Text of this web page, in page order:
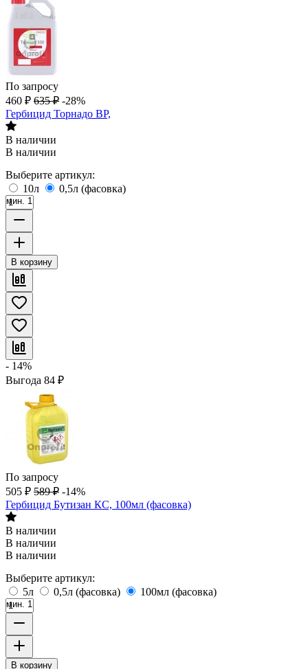
По запросу
460 ₽ 635 ₽ -28%
Гербицид Торнадо ВР,
В наличии
В наличии
Выберите артикул:
10л
0,5л (фасовка)
мин. 1
В корзину
- 14%
Выгода 84 ₽
По запросу
505 ₽ 589 ₽ -14%
Гербицид Бутизан КС, 100мл (фасовка)
В наличии
В наличии
В наличии
Выберите артикул:
5л
0,5л (фасовка) 100мл (фасовка)
мин. 1
В корзину